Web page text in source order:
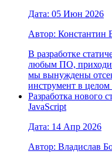
Дата: 05 Июн 2026
Автор: Константин
В разработке
любым ПО,
мы вынуждены
инструмент в
Разработка нового
JavaScript
Дата: 14 Апр 2026
Автор: Владислав